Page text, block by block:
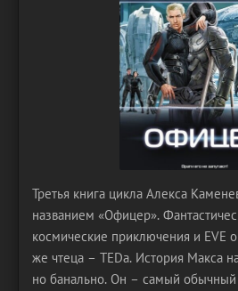
Третья книга цикла Алекса
названием «Офицер».
космические приключения и EVE
же чтеца – TEDa. История Макса
но банально. Он – самый